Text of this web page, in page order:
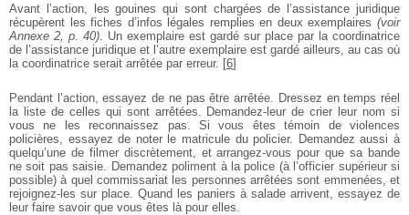
Avant l’action, les gouines qui sont chargées de l’assistance juridique
récupèrent les fiches d’infos légales remplies en deux exemplaires (voir
Annexe 2, p. 40) . Un exemplaire est gardé sur place par la coordinatrice
de l’assistance juridique et l’autre exemplaire est gardé ailleurs, au cas où
la coordinatrice serait arrêtée par erreur. [6]
Pendant l’action, essayez de ne pas être arrêtée. Dressez en temps réel
la liste de celles qui sont arrêtées. Demandez-leur de crier leur nom si
vous ne les reconnaissez pas. Si vous êtes témoin de violences
policières, essayez de noter le matricule du policier. Demandez aussi à
quelqu’une de filmer discrètement, et arrangez-vous pour que sa bande
ne soit pas saisie. Demandez poliment à la police (à l’officier supérieur si
possible) à quel commissariat les personnes arrêtées sont emmenées, et
rejoignez-les sur place. Quand les paniers à salade arrivent, essayez de
leur faire savoir que vous êtes là pour elles.